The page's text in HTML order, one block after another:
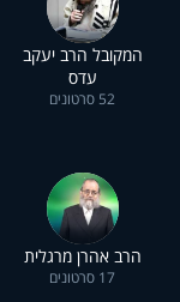
המקובל הרב יעקב
עדס
52 סרטונים
הרב אהרן מרגלית
17 סרטונים